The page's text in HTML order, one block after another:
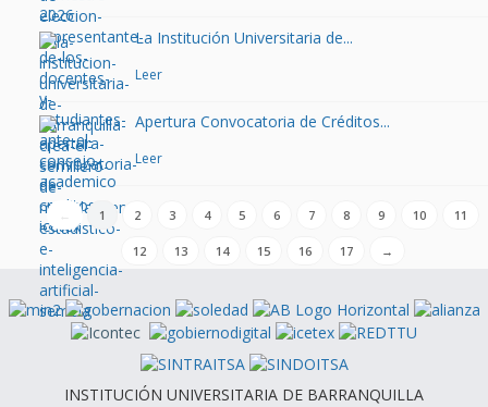
La Institución Universitaria de...
Leer
Apertura Convocatoria de Créditos...
Leer
← 1 2 3 4 5 6 7 8 9 10 11
12 13 14 15 16 17 →
INSTITUCIÓN UNIVERSITARIA DE BARRANQUILLA